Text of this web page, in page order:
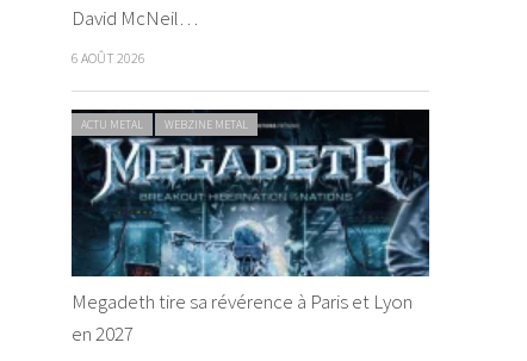
David McNeil…
6 AOÛT 2026
ACTU METAL WEBZINE METAL
Megadeth tire sa révérence à Paris et Lyon
en 2027